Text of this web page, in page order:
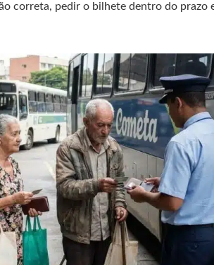
correta, pedir o bilhete dentro do prazo